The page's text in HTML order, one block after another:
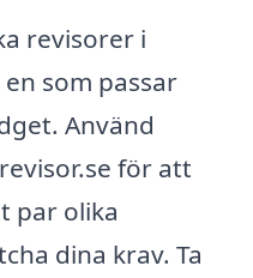
revisorer i
som passar
Använd
för att
par olika
dina krav. Ta